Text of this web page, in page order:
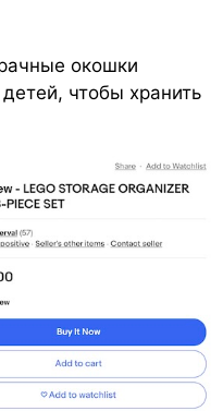
окошки
чтобы хранить